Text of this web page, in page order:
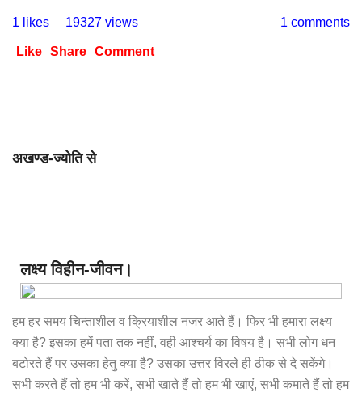
1 likes 19327 views 1 comments
Like Share Comment
अखण्ड-ज्योति से
लक्ष्य विहीन-जीवन।
हम हर समय चिन्ताशील व क्रियाशील नजर आते हैं। फिर भी हमारा लक्ष्य
क्या है? इसका हमें पता तक नहीं, वही आश्चर्य का विषय है। सभी लोग धन
बटोरते हैं पर उसका हेतु क्या है? उसका उत्तर विरले ही ठीक से दे सकेंगे।
सभी करते हैं तो हम भी करें, सभी खाते हैं तो हम भी खाएं, सभी कमाते हैं तो हम